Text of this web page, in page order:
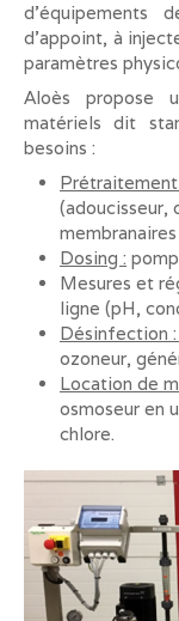
d’équipements
d’appoint, à
paramètres
Aloès propose
matériels dit
besoins :
Prétraitement
Dosing :
Mesures et
ligne (pH,
Désinfection :
ozoneur,
Location de
osmoseur en
chlore.